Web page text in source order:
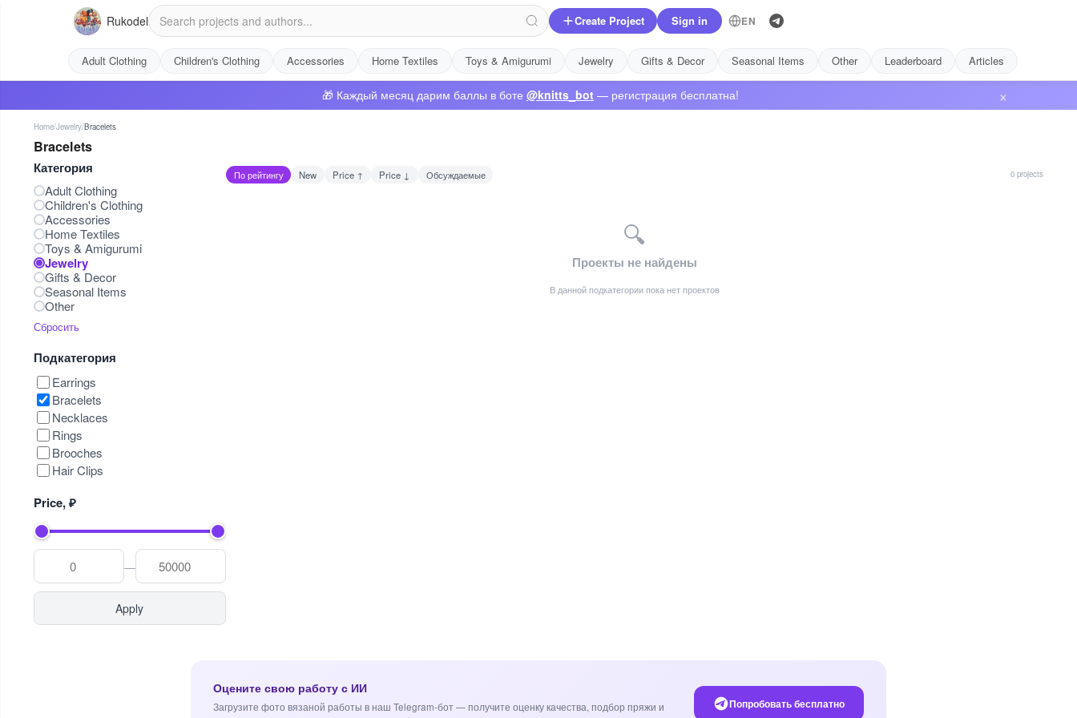
Rukodel Create Project Sign in EN
Adult Clothing Children's Clothing Accessories Home Textiles Toys & Amigurumi Jewelry Gifts & Decor Seasonal Items Other Leaderboard Articles
🎁 Каждый месяц дарим баллы в боте @knitts_bot — регистрация бесплатна! ×
Home/Jewelry/Bracelets
Bracelets
Категория
Adult Clothing
Children's Clothing
Accessories
Home Textiles
Toys & Amigurumi
Jewelry
Gifts & Decor
Seasonal Items
Other
Сбросить
Подкатегория
Earrings
Bracelets
Necklaces
Rings
Brooches
Hair Clips
Price, ₽
—
Apply
По рейтингу New Price ↑ Price ↓ Обсуждаемые 0 projects
🔍
Проекты не найдены
В данной подкатегории пока нет проектов
Оцените свою работу с ИИ
Загрузите фото вязаной работы в наш Telegram-бот — получите оценку качества, подбор пряжи и
Попробовать бесплатно